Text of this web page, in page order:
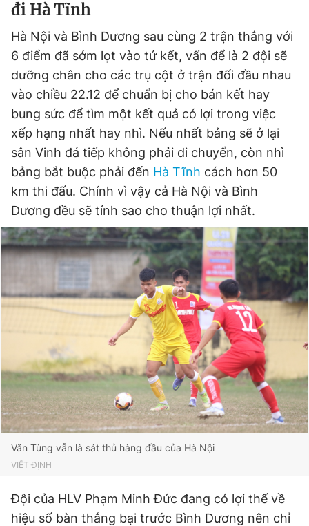
đi Hà Tĩnh
Hà Nội và Bình Dương sau cùng 2 trận thắng với
6 điểm đã sớm lọt vào tứ kết, vấn để là 2 đội sẽ
dưỡng chân cho các trụ cột ở trận đối đầu nhau
vào chiều 22.12 để chuẩn bị cho bán kết hay
bung sức để tìm một kết quả có lợi trong việc
xếp hạng nhất hay nhì. Nếu nhất bảng sẽ ở lại
sân Vinh đá tiếp không phải di chuyển, còn nhì
bảng bắt buộc phải đến Hà Tĩnh cách hơn 50
km thi đấu. Chính vì vậy cả Hà Nội và Bình
Dương đều sẽ tính sao cho thuận lợi nhất.
Văn Tùng vẫn là sát thủ hàng đầu của Hà Nội
VIẾT ĐỊNH
Đội của HLV Phạm Minh Đức đang có lợi thế về
hiệu số bàn thắng bại trước Bình Dương nên chỉ